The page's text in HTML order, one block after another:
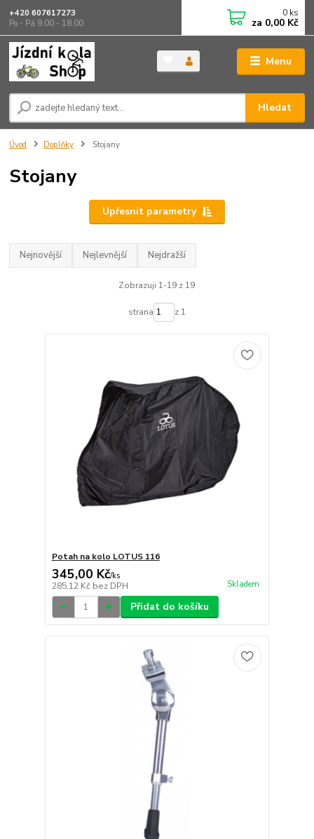
Menu
Hledat
+420 607617273
Po - Pá 9.00 - 18.00
0 ks
za 0,00 Kč
Úvod Doplňky Stojany
Stojany
Upřesnit parametry
Nejnovější Nejlevnější Nejdražší
Zobrazuji 1-19 z 19
strana z 1
Potah na kolo LOTUS 116
345,00 Kč/ks
285,12 Kč bez DPH Skladem
Přidat do košíku